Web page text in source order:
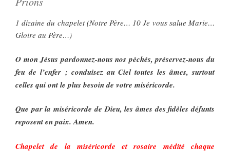
1 dizaine du chapelet (Notre Père… 10 Je vous salue Marie…
Gloire au Père…)
O mon Jésus pardonnez-nous nos péchés, préservez-nous du
feu de l’enfer ; conduisez au Ciel toutes les âmes, surtout
celles qui ont le plus besoin de votre miséricorde.
Que par la miséricorde de Dieu, les âmes des fidèles défunts
reposent en paix. Amen.
Chapelet de la miséricorde et rosaire médité chaque